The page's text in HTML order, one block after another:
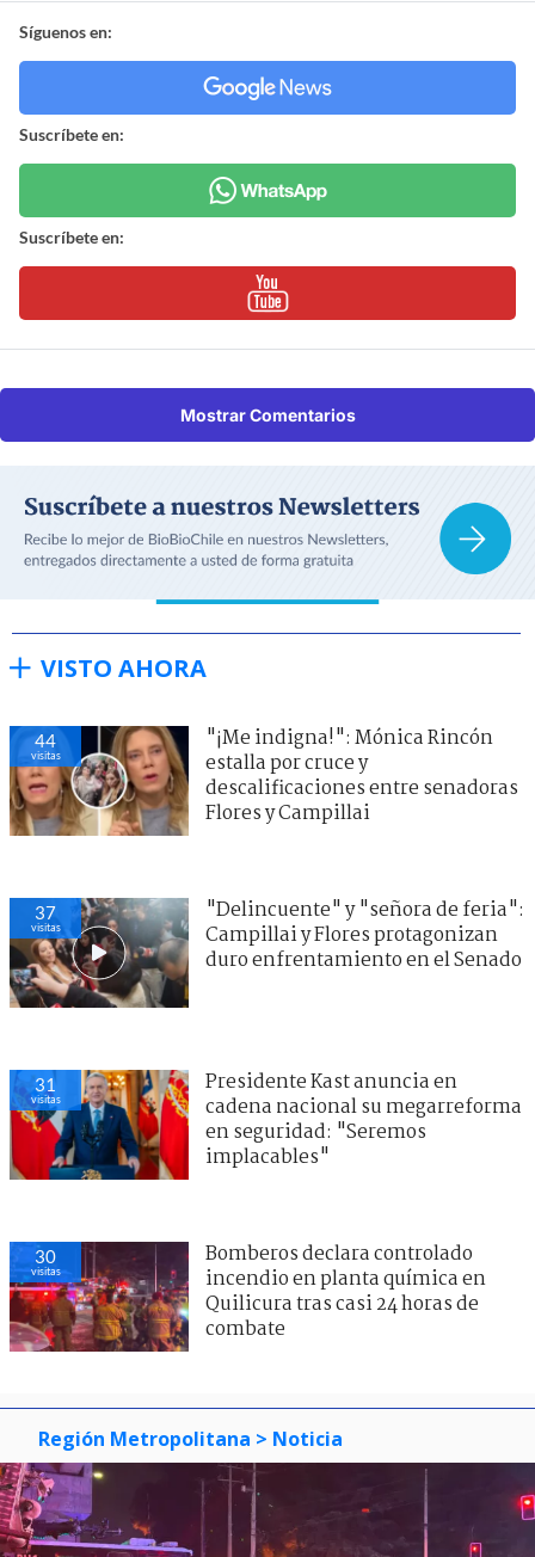
Síguenos en:
Suscríbete en:
Suscríbete en:
Mostrar Comentarios
VISTO AHORA
44
visitas
"¡Me indigna!": Mónica Rincón
estalla por cruce y
descalificaciones entre senadoras
Flores y Campillai
37
visitas
"Delincuente" y "señora de feria":
Campillai y Flores protagonizan
duro enfrentamiento en el Senado
31
visitas
Presidente Kast anuncia en
cadena nacional su megarreforma
en seguridad: "Seremos
implacables"
30
visitas
Bomberos declara controlado
incendio en planta química en
Quilicura tras casi 24 horas de
combate
Región Metropolitana > Noticia